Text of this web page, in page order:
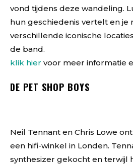
vond tijdens deze wandeling.
hun geschiedenis vertelt en je
verschillende iconische
de band.
klik hier voor meer informatie
DE PET SHOP BOYS
Neil Tennant en Chris Lowe
een hifi-winkel in Londen.
synthesizer gekocht en terwijl